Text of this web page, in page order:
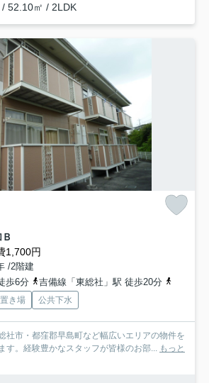
/ 52.10㎡ / 2LDK
1,700円
/2階建
歩6分
吉備線「東総社」駅 徒歩20分
き場 公共下水
社市・都窪郡早島町など幅広いエリアの物件を
す。経験豊かなスタッフが皆様のお部... もっと